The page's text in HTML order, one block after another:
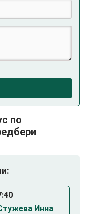
по
Инна